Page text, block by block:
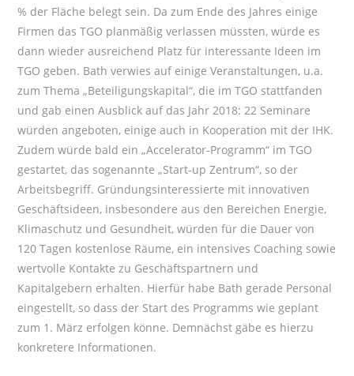
% der Fläche belegt sein. Da zum Ende des Jahres einige
Firmen das TGO planmäßig verlassen müssten, würde es
dann wieder ausreichend Platz für interessante Ideen im
TGO geben. Bath verwies auf einige Veranstaltungen, u.a.
zum Thema „Beteiligungskapital“, die im TGO stattfanden
und gab einen Ausblick auf das Jahr 2018: 22 Seminare
würden angeboten, einige auch in Kooperation mit der IHK.
Zudem würde bald ein „Accelerator-Programm“ im TGO
gestartet, das sogenannte „Start-up Zentrum“, so der
Arbeitsbegriff. Gründungsinteressierte mit innovativen
Geschäftsideen, insbesondere aus den Bereichen Energie,
Klimaschutz und Gesundheit, würden für die Dauer von
120 Tagen kostenlose Räume, ein intensives Coaching sowie
wertvolle Kontakte zu Geschäftspartnern und
Kapitalgebern erhalten. Hierfür habe Bath gerade Personal
eingestellt, so dass der Start des Programms wie geplant
zum 1. März erfolgen könne. Demnächst gäbe es hierzu
konkretere Informationen.